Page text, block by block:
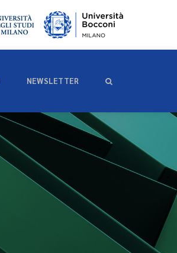
NEWSLETTER